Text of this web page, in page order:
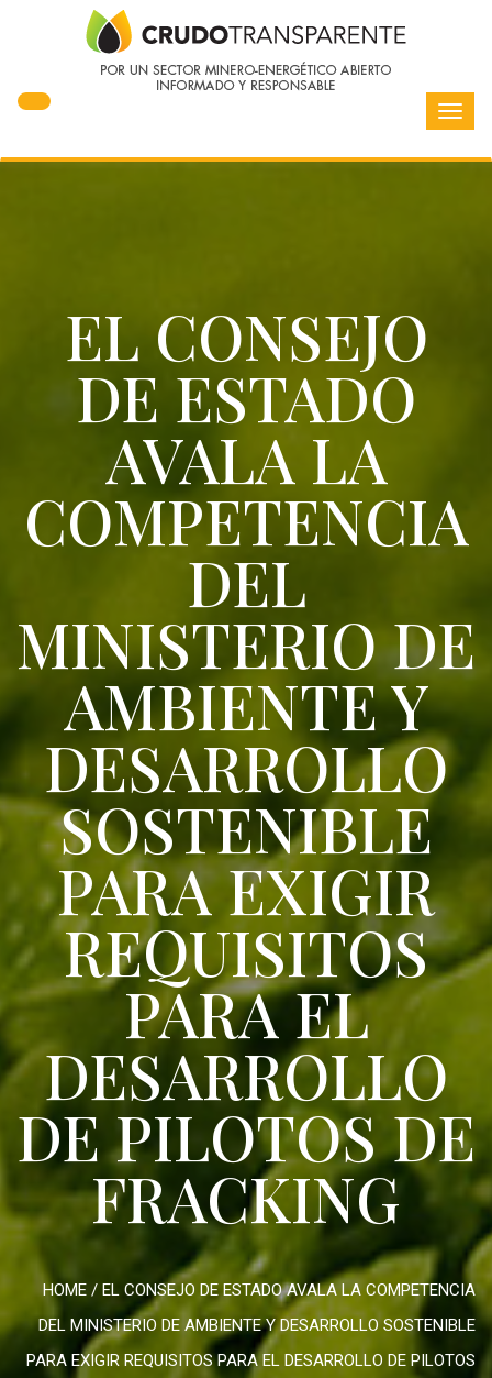
EL CONSEJO
DE ESTADO
AVALA LA
COMPETENCIA
DEL
MINISTERIO DE
AMBIENTE Y
DESARROLLO
SOSTENIBLE
PARA EXIGIR
REQUISITOS
PARA EL
DESARROLLO
DE PILOTOS DE
FRACKING
HOME / EL CONSEJO DE ESTADO AVALA LA COMPETENCIA
DEL MINISTERIO DE AMBIENTE Y DESARROLLO SOSTENIBLE
PARA EXIGIR REQUISITOS PARA EL DESARROLLO DE PILOTOS